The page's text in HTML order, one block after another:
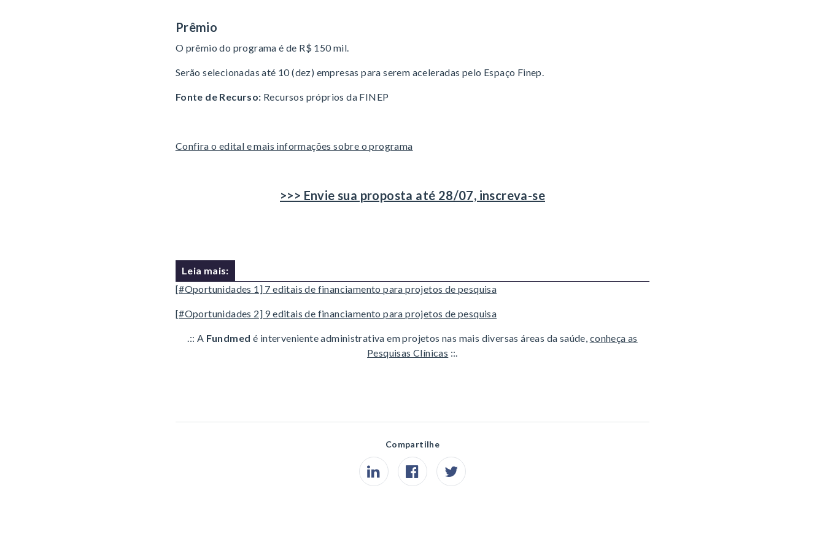
Prêmio
O prêmio do programa é de R$ 150 mil.
Serão selecionadas até 10 (dez) empresas para serem aceleradas pelo Espaço Finep.
Fonte de Recurso: Recursos próprios da FINEP
Confira o edital e mais informações sobre o programa
>>> Envie sua proposta até 28/07, inscreva-se
Leia mais:
[#Oportunidades 1] 7 editais de financiamento para projetos de pesquisa
[#Oportunidades 2] 9 editais de financiamento para projetos de pesquisa
.:: A Fundmed é interveniente administrativa em projetos nas mais diversas áreas da saúde, conheça as
Pesquisas Clínicas ::.
Compartilhe